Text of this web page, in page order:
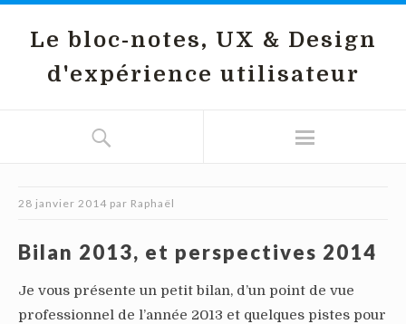
Le bloc-notes, UX & Design
d'expérience utilisateur
28 janvier 2014 par Raphaël
Bilan 2013, et perspectives 2014
Je vous présente un petit bilan, d’un point de vue
professionnel de l’année 2013 et quelques pistes pour